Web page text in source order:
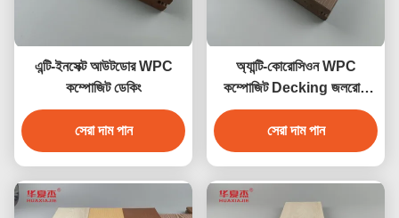
এন্টি-ইনসেক্ট আউটডোর WPC
কম্পোজিট ডেকিং
সেরা দাম পান
অ্যান্টি-কোরোসিওন WPC
কম্পোজিট Decking জলরোধী
বহিরঙ্গন বাগান মেঝে
সেরা দাম পান